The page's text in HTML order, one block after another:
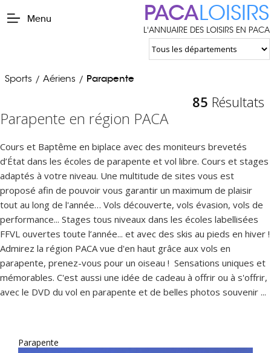
Menu PACALOISIRS
L'ANNUAIRE DES LOISIRS EN PACA
Sports / Aériens / Parapente
85 Résultats
Parapente en région PACA
Cours et Baptême en biplace avec des moniteurs brevetés
d’État dans les écoles de parapente et vol libre. Cours et stages
adaptés à votre niveau. Une multitude de sites vous est
proposé afin de pouvoir vous garantir un maximum de plaisir
tout au long de l'année… Vols découverte, vols évasion, vols de
performance... Stages tous niveaux dans les écoles labellisées
FFVL ouvertes toute l’année... et avec des skis au pieds en hiver !
Admirez la région PACA vue d'en haut grâce aux vols en
parapente, prenez-vous pour un oiseau ! Sensations uniques et
mémorables. C'est aussi une idée de cadeau à offrir ou à s'offrir,
avec le DVD du vol en parapente et de belles photos souvenir ...
Parapente